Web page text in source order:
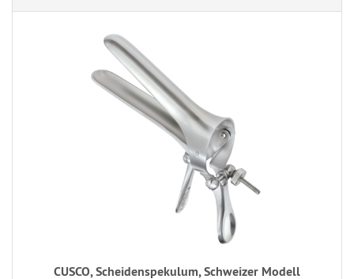
CUSCO, Scheidenspekulum, Schweizer Modell